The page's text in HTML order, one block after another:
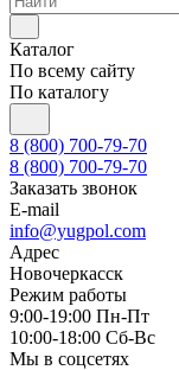
Каталог
По всему сайту
По каталогу
8 (800) 700-79-70
8 (800) 700-79-70
Заказать звонок
E-mail
info@yugpol.com
Адрес
Новочеркаcск
Режим работы
9:00-19:00 Пн-Пт
10:00-18:00 Cб-Вс
Мы в соцсетях